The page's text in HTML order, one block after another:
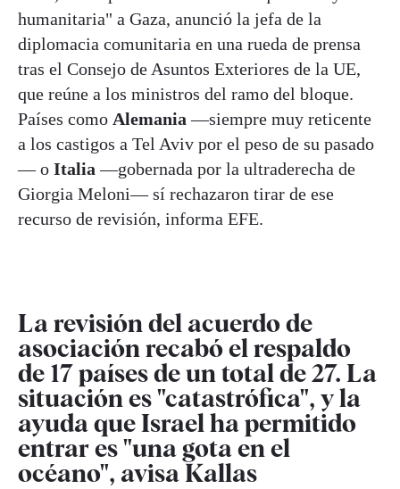
humanitaria" a Gaza, anunció la jefa de la
diplomacia comunitaria en una rueda de prensa
tras el Consejo de Asuntos Exteriores de la UE,
que reúne a los ministros del ramo del bloque.
Países como Alemania—siempre muy reticente
a los castigos a Tel Aviv por el peso de su pasado
— o Italia—gobernada por la ultraderecha de
Giorgia Meloni— sí rechazaron tirar de ese
recurso de revisión, informa EFE.
La revisión del acuerdo de
asociación recabó el respaldo
de 17 países de un total de 27. La
situación es "catastrófica", y la
ayuda que Israel ha permitido
entrar es "una gota en el
océano", avisa Kallas